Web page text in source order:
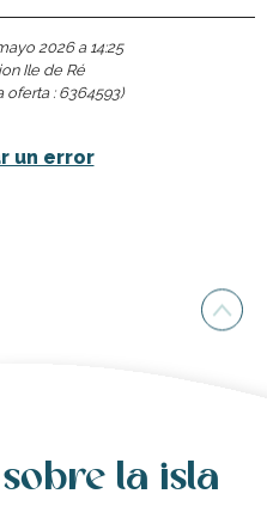
2026 a 14:25
Ile de Ré
oferta :6364593)
un error
la isla